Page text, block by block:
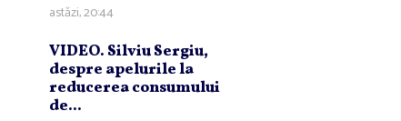
astăzi, 20:44
VIDEO. Silviu Sergiu,
despre apelurile la
reducerea consumului
de...